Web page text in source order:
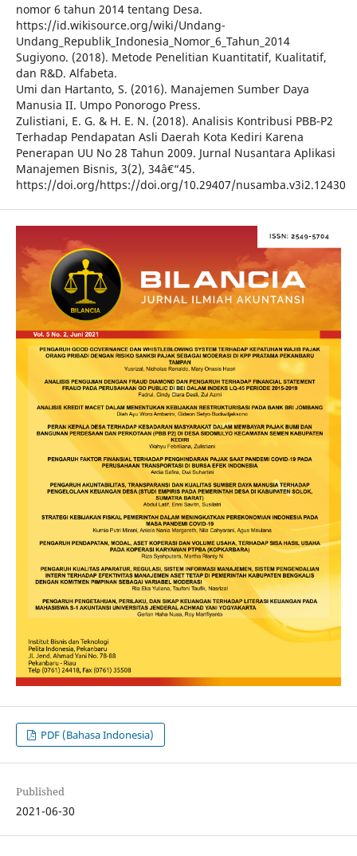
nomor 6 tahun 2014 tentang Desa.
https://id.wikisource.org/wiki/Undang-
Undang_Republik_Indonesia_Nomor_6_Tahun_2014
Sugiyono. (2018). Metode Penelitian Kuantitatif, Kualitatif,
dan R&D. Alfabeta.
Umi dan Hartanto, S. (2016). Manajemen Sumber Daya
Manusia II. Umpo Ponorogo Press.
Zulistiani, E. G. & H. E. N. (2018). Analisis Kontribusi PBB-P2
Terhadap Pendapatan Asli Daerah Kota Kediri Karena
Penerapan UU No 28 Tahun 2009. Jurnal Nusantara Aplikasi
Manajemen Bisnis, 3(2), 34â€“45.
https://doi.org/https://doi.org/10.29407/nusamba.v3i2.12430
PDF (Bahasa Indonesia)
Published
2021-06-30